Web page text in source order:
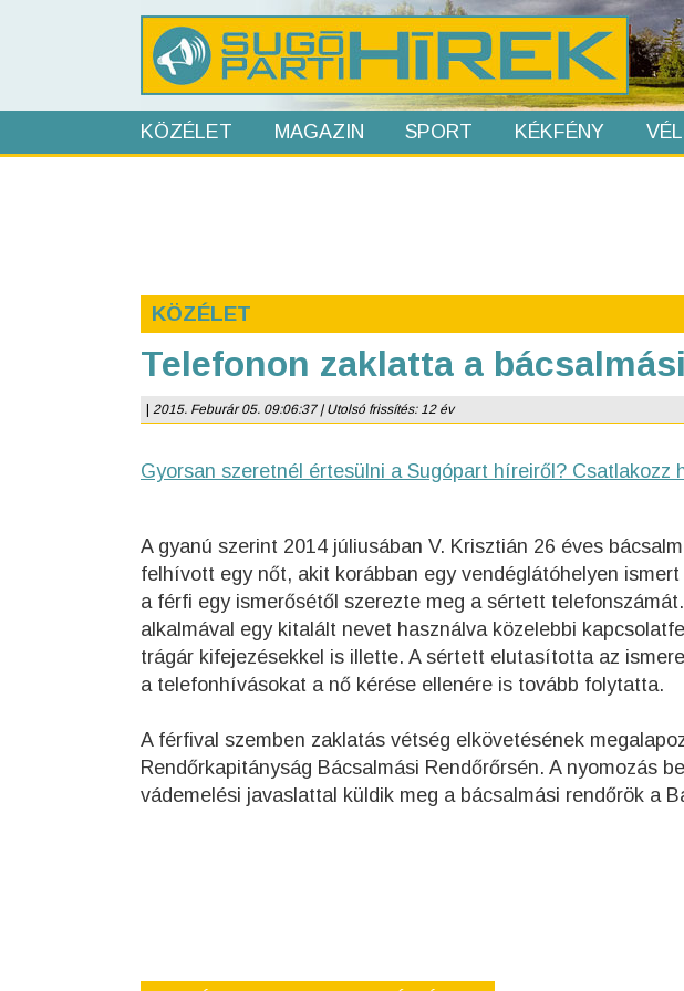
KÖZÉLET MAGAZIN SPORT KÉKFÉNY
KÖZÉLET
Telefonon zaklatta a
2015. Feburár 05. 09:06:37 | Utolsó frissítés: 12 év
Gyorsan szeretnél értesülni a Sugópart híreiről? Csatlakozz
A gyanú szerint 2014 júliusában V. Krisztián 26 éves
felhívott egy nőt, akit korábban egy vendéglátóhelyen
a férfi egy ismerősétől szerezte meg a sértett
alkalmával egy kitalált nevet használva közelebbi
trágár kifejezésekkel is illette. A sértett elutasította az
a telefonhívásokat a nő kérése ellenére is tovább folytatta.
A férfival szemben zaklatás vétség elkövetésének
Rendőrkapitányság Bácsalmási Rendőrőrsén. A nyomozás
vádemelési javaslattal küldik meg a bácsalmási rendőrök a